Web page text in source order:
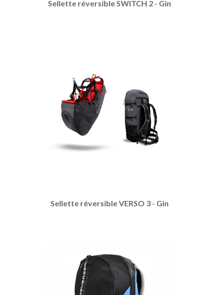
Sellette réversible SWITCH 2 - Gin
Sellette réversible VERSO 3 - Gin